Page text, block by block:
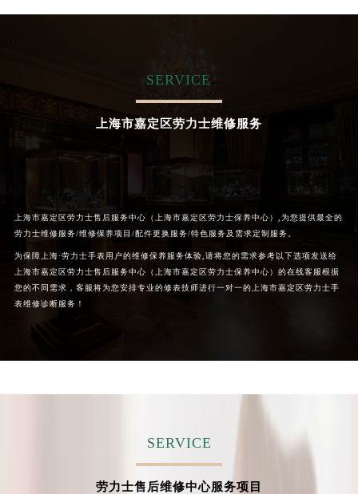
SERVICE
上海市嘉定区劳力士维修服务
上海市嘉定区劳力士售后服务中心（上海市嘉定区劳力士保养中心）,为您提供最全的
劳力士维修服务/维修保养项目/配件更换服务/特色服务及需求定制服务。
为保障上海·劳力士手表用户的维修保养服务体验,请将您的需求参考以下选项发送给
上海市嘉定区劳力士售后服务中心（上海市嘉定区劳力士保养中心）的在线客服根据
您的不同需求，客服将为您安排专业的修表技师进行一对一的上海市嘉定区劳力士手
表维修诊断服务！
SERVICE
劳力士售后维修中心服务项目